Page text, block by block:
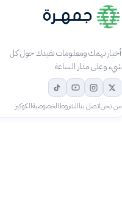
أخبار تهمك ومعلومات تفيدك حول كل
شيء وعلى مدار الساعة
من نحناتصل بناالشروطالخصوصيةالكوكيز